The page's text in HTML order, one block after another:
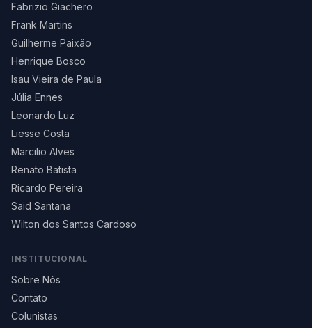
Fabrizio Giachero
Frank Martins
Guilherme Paixão
Henrique Bosco
Isau Vieira de Paula
Júlia Ennes
Leonardo Luz
Liesse Costa
Marcilio Alves
Renato Batista
Ricardo Pereira
Said Santana
Wilton dos Santos Cardoso
INSTITUCIONAL
Sobre Nós
Contato
Colunistas